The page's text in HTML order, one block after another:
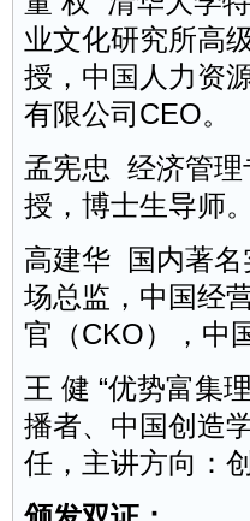
业文化研究所高
授，中国人力资
有限公司CEO。
孟宪忠 经济管理
授，博士生导师。
高建华 国内著名
场总监，中国经
官（CKO），中
王 健 “优势富集
播者、中国创造
任，主讲方向：